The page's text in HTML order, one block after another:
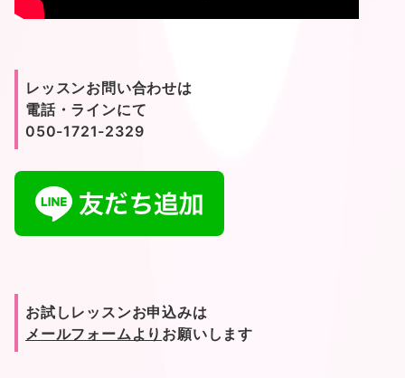
レッスンお問い合わせは
電話・ラインにて
050-1721-2329
お試しレッスンお申込みは
メールフォームより お願いします